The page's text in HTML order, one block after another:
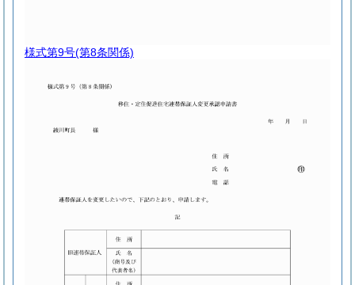
様式第9号(第8条関係)